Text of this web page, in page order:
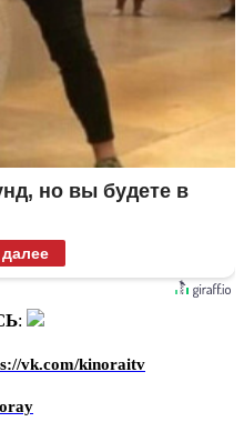
но вы будете в
:
vk.com/kinoraitv